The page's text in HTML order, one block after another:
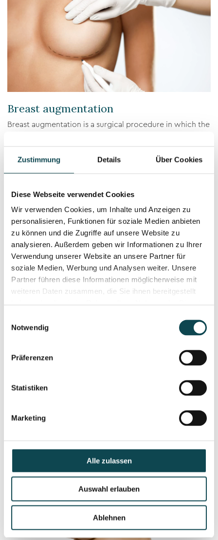
Zustimmung Details Über Cookies
Diese Webseite verwendet Cookies
Wir verwenden Cookies, um Inhalte und Anzeigen zu
personalisieren, Funktionen für soziale Medien anbieten
zu können und die Zugriffe auf unsere Website zu
analysieren. Außerdem geben wir Informationen zu Ihrer
Verwendung unserer Website an unsere Partner für
soziale Medien, Werbung und Analysen weiter. Unsere
Partner führen diese Informationen möglicherweise mit
weiteren Daten zusammen, die Sie ihnen bereitgestellt
Notwendig
Präferenzen
Statistiken
Marketing
Alle zulassen
Auswahl erlauben
Ablehnen
Breast augmentation
Breast augmentation is a surgical procedure in which the
Breast reduction is a surgical procedure in which the size